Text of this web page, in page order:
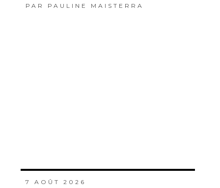
PAR PAULINE MAISTERRA
7 AOÛT 2026